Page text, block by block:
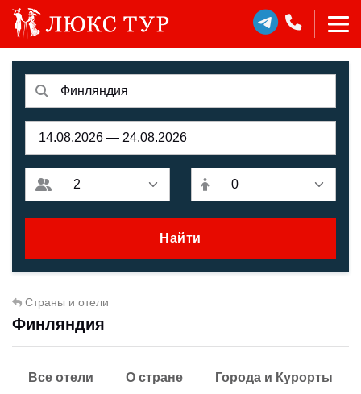
Найти
Страны и отели
Финляндия
Все отели О стране Города и Курорты